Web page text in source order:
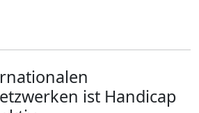
ist Handicap